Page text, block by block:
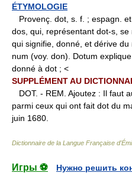
ÉTYMOLOGIE
Provenç. dot, s. f. ; espagn.
dos, qui, représentant dot-s,
qui signifie, donné, et dérive
num (voy. don). Dotum
donné à dot ; <
SUPPLÉMENT AU
DOT. - REM. Ajoutez : Il faut
parmi ceux qui ont fait dot du
juin 1680.
Dictionnaire de la Langue Française
Игры ⚽
Нужно решить